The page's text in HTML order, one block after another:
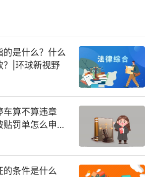
的是什么？什么
？|环球新视野
车算不算违章
贴罚单怎么申
的条件是什么